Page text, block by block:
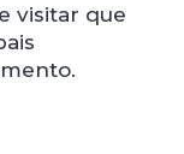
visitar que